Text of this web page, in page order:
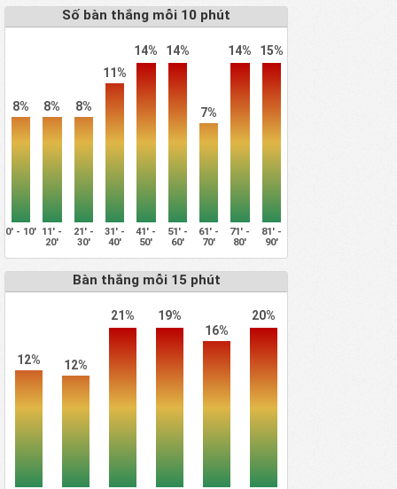
Số bàn thắng mỗi 10 phút
8% 8% 8%
11%
14% 14%
7%
14% 15%
0' - 10' 11' -
20'
21' -
30'
31' -
40'
41' -
50'
51' -
60'
61' -
70'
71' -
80'
81' -
90'
Bàn thắng mỗi 15 phút
12% 12%
21%
19%
16%
20%